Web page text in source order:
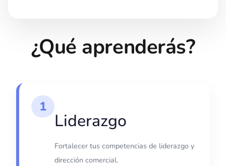
¿Qué aprenderás?
1
Liderazgo
Fortalecer tus competencias de liderazgo y
dirección comercial.